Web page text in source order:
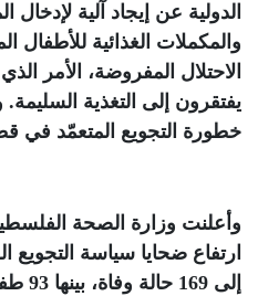
الدولية عن إيجاد آلية لإدخال
والمكملات الغذائية للأطفال
الاحتلال المفروضة، الأمر
يفتقرون إلى التغذية
خطورة التجويع المتعمّد في
وأعلنت وزارة الصحة